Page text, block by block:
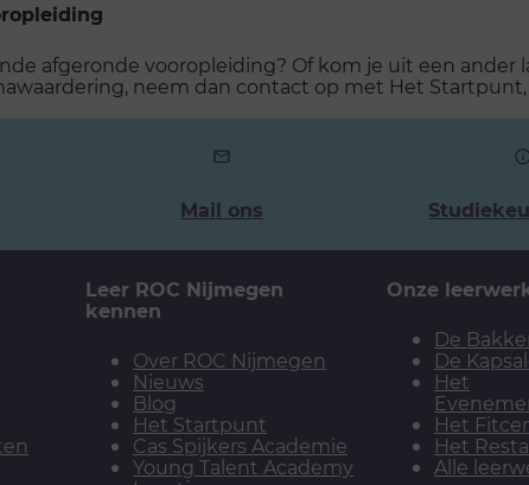
afgeronde vooropleiding? Of kom je uit een ander
neem dan contact op met Het Startpunt,
Mail ons
Leer ROC Nijmegen
kennen
Over ROC Nijmegen
Nieuws
Blog
Het Startpunt
Cas Spijkers Academie
Young Talent Academy
Onze
De
De
Het
Het
Het
Alle